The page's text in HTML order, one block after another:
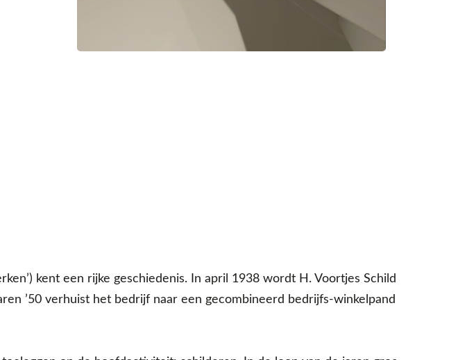
kent een rijke geschiedenis. In april 1938 wordt H. Voortjes Schilderwerken
’50 verhuist het bedrijf naar een gecombineerd bedrijfs-winkelpand voor